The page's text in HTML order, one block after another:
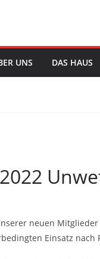
UNS DAS HAUS
neuen
Einsatz nach